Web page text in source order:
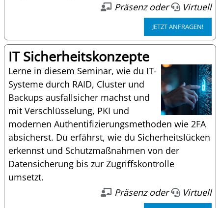
Präsenz oder
Virtuell
JETZT ANFRAGEN!
IT Sicherheitskonzepte
Lerne in diesem Seminar, wie du IT-
Systeme durch RAID, Cluster und
Backups ausfallsicher machst und
mit Verschlüsselung, PKI und
modernen Authentifizierungsmethoden wie 2FA
absicherst. Du erfährst, wie du Sicherheitslücken
erkennst und Schutzmaßnahmen von der
Datensicherung bis zur Zugriffskontrolle
umsetzt.
Präsenz oder
Virtuell